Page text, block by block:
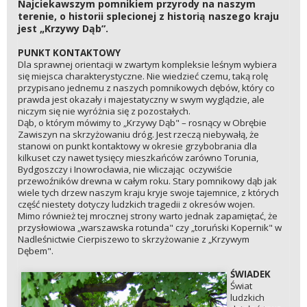
Najciekawszym pomnikiem przyrody na naszym
terenie, o historii splecionej z historią naszego kraju
jest „Krzywy Dąb”.
PUNKT KONTAKTOWY
Dla sprawnej orientacji w zwartym kompleksie leśnym wybiera
się miejsca charakterystyczne. Nie wiedzieć czemu, taką rolę
przypisano jednemu z naszych pomnikowych dębów, który co
prawda jest okazały i majestatyczny w swym wyglądzie, ale
niczym się nie wyróżnia się z pozostałych.
Dąb, o którym mówimy to „Krzywy Dąb" – rosnący w Obrębie
Zawiszyn na skrzyżowaniu dróg. Jest rzeczą niebywałą, że
stanowi on punkt kontaktowy w okresie grzybobrania dla
kilkuset czy nawet tysięcy mieszkańców zarówno Torunia,
Bydgoszczy i Inowrocławia, nie wliczając oczywiście
przewoźników drewna w całym roku. Stary pomnikowy dąb jak
wiele tych drzew naszym kraju kryje swoje tajemnice, z których
część niestety dotyczy ludzkich tragedii z okresów wojen.
Mimo również tej mrocznej strony warto jednak zapamiętać, że
przysłowiowa „warszawska rotunda" czy „toruński Kopernik" w
Nadleśnictwie Cierpiszewo to skrzyżowanie z „Krzywym
Dębem".
ŚWIADEK
Świat
ludzkich